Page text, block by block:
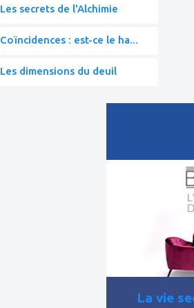
Les secrets de l'Alchimie
Coïncidences : est-ce le ha...
Les dimensions du deuil
La vie